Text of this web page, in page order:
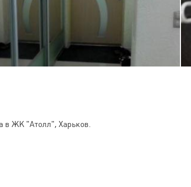
в ЖК "Атолл", Харьков.